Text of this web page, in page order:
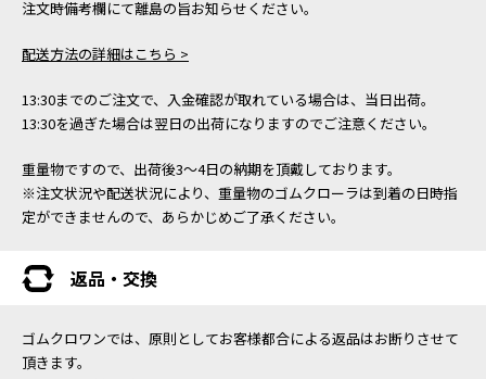
注文時備考欄にて離島の旨お知らせください。
配送方法の詳細はこちら >
13:30までのご注文で、入金確認が取れている場合は、当日出荷。
13:30を過ぎた場合は翌日の出荷になりますのでご注意ください。
重量物ですので、出荷後3～4日の納期を頂戴しております。
※注文状況や配送状況により、重量物のゴムクローラは到着の日時指
定ができませんので、あらかじめご了承ください。
返品・交換
ゴムクロワンでは、原則としてお客様都合による返品はお断りさせて
頂きます。